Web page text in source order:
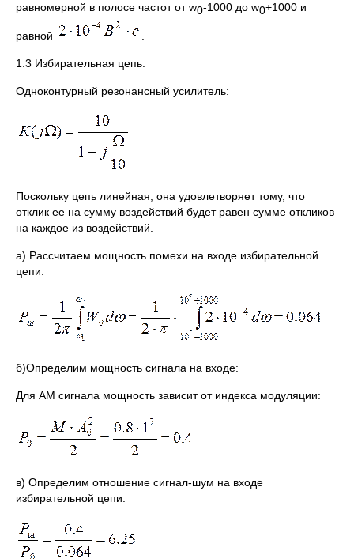
равномерной в полосе частот от w0-1000 до w0+1000 и
равной
1.3 Избирательная цепь.
Одноконтурный резонансный усилитель:
Поскольку цепь линейная, она удовлетворяет тому, что
отклик ее на сумму воздействий будет равен сумме откликов
на каждое из воздействий.
а) Рассчитаем мощность помехи на входе избирательной
цепи:
б)Определим мощность сигнала на входе:
Для АМ сигнала мощность зависит от индекса модуляции:
в) Определим отношение сигнал-шум на входе
избирательной цепи: